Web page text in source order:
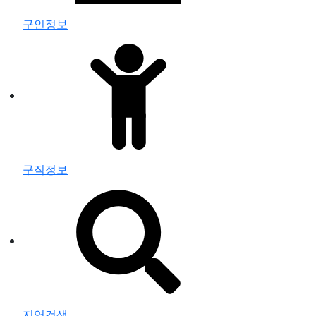
구인정보
구직정보